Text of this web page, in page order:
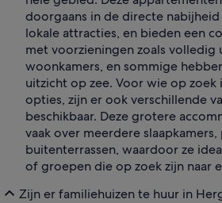
doorgaans in de directe
lokale attracties, en bieden een
met voorzieningen zoals volledig
woonkamers, en sommige
uitzicht op zee. Voor wie op zoek
opties, zijn er ook verschillende
beschikbaar. Deze grotere
vaak over meerdere
buitenterrassen, waardoor ze
of groepen die op zoek zijn naar
Zijn er familiehuizen te huur in